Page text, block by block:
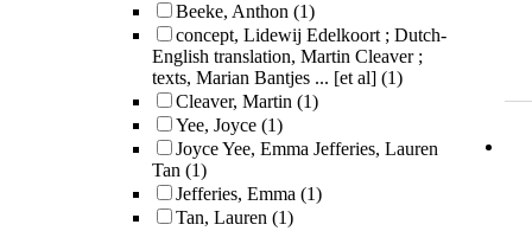
Beeke, Anthon (1)
concept, Lidewij Edelkoort ; Dutch-
English translation, Martin Cleaver ;
texts, Marian Bantjes ... [et al] (1)
Cleaver, Martin (1)
Yee, Joyce (1)
Joyce Yee, Emma Jefferies, Lauren
Tan (1)
Jefferies, Emma (1)
Tan, Lauren (1)